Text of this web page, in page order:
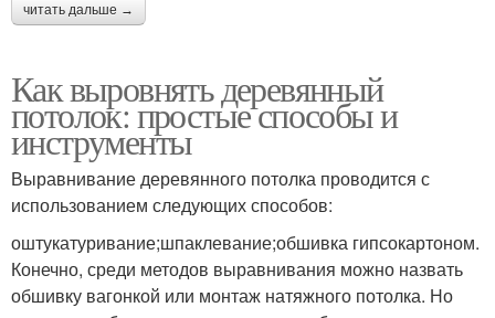
читать дальше →
Как выровнять деревянный
потолок: простые способы и
инструменты
Выравнивание деревянного потолка проводится с
использованием следующих способов:
оштукатуривание;шпаклевание;обшивка гипсокартоном.
Конечно, среди методов выравнивания можно назвать
обшивку вагонкой или монтаж натяжного потолка. Но